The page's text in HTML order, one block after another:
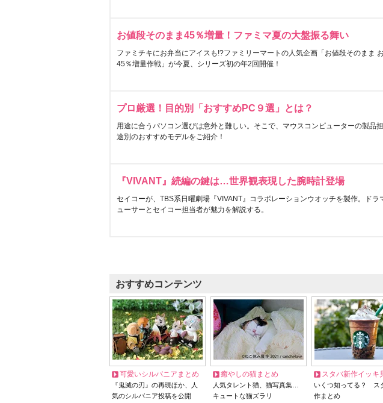
お値段そのまま45％増量！ファミマ夏の大盤振る舞い
ファミチキにお弁当にアイスも!?ファミリーマートの人気企画「お値段そのまま
45％増量作戦」が今夏、シリーズ初の年2回開催！
プロ厳選！目的別「おすすめPC９選」とは？
用途に合うパソコン選びは意外と難しい。そこで、マウスコンピューターの製品
途別のおすすめモデルをご紹介！
『VIVANT』続編の鍵は…世界観表現した腕時計登場
セイコーが、TBS系日曜劇場『VIVANT』コラボレーションウオッチを製作。ドラ
ューサーとセイコー担当者が魅力を解説する。
おすすめコンテンツ
可愛いシルバニアまとめ
『鬼滅の刃』の再現ほか、人
気のシルバニア投稿を公開
癒やしの猫まとめ
人気タレント猫、猫写真集…
キュートな猫ズラリ
スタバ新作イッキ
いくつ知ってる？ ス
作まとめ